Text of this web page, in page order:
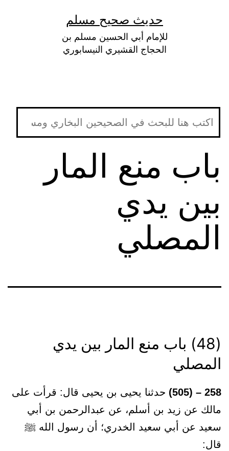
حديث صحيح مسلم
للإمام أبي الحسين مسلم بن
الحجاج القشيري النيسابوري
باب منع المار
بين يدي
المصلي
(48) باب منع المار بين يدي
المصلي
258 – (505)
حدثنا يحيى بن يحيى قال: قرأت على
مالك عن زيد بن أسلم، عن عبدالرحمن بن أبي
سعيد عن أبي سعيد الخدري؛ أن رسول الله ﷺ
قال: